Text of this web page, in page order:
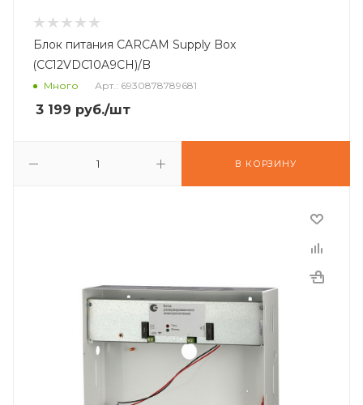
Блок питания CARCAM Supply Box
(CC12VDC10A9CH)/B
Много Арт.: 6930878789681
3 199 руб./шт
В КОРЗИНУ